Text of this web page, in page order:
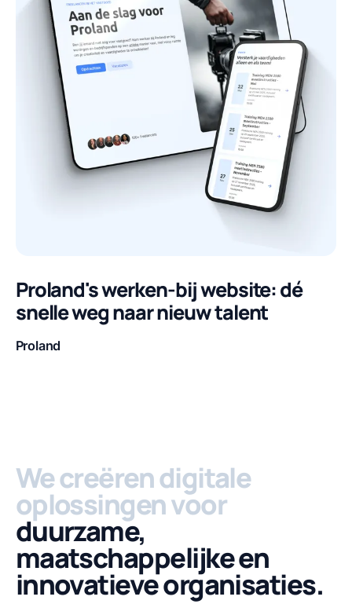
Proland's werken-bij website: dé
snelle weg naar nieuw talent
Klant
Proland
We creëren digitale
oplossingen voor
duurzame,
maatschappelijke en
innovatieve organisaties.